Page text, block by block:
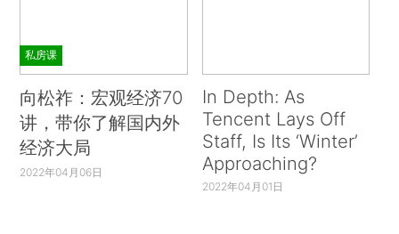
私房课
向松祚：宏观经济70
讲，带你了解国内外
经济大局
2022年04月06日
In Depth: As
Tencent Lays Off
Staff, Is Its ‘Winter’
Approaching?
2022年04月01日